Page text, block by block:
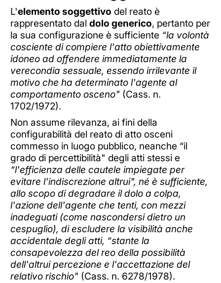
L'elemento soggettivo del reato è
rappresentato dal dolo generico, pertanto per
la sua configurazione è sufficiente “la volontà
cosciente di compiere l'atto obiettivamente
idoneo ad offendere immediatamente la
verecondia sessuale, essendo irrilevante il
motivo che ha determinato l'agente al
comportamento osceno" (Cass. n.
1702/1972).
Non assume rilevanza, ai fini della
configurabilità del reato di atto osceni
commesso in luogo pubblico, neanche “il
grado di percettibilità" degli atti stessi e
“l'efficienza delle cautele impiegate per
evitare l'indiscrezione altrui", né è sufficiente,
allo scopo di degradare il dolo a colpa,
l'azione dell'agente che tenti, con mezzi
inadeguati (come nascondersi dietro un
cespuglio), di escludere la visibilità anche
accidentale degli atti, “stante la
consapevolezza del reo della possibilità
dell'altrui percezione e l'accettazione del
relativo rischio" (Cass. n. 6278/1978).